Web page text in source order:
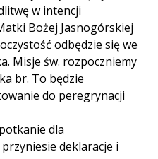
w intencji
Bożej Jasnogórskiej
odbędzie się we
Misje św. rozpoczniemy
br. To będzie
do peregrynacji
dla
deklaracje i